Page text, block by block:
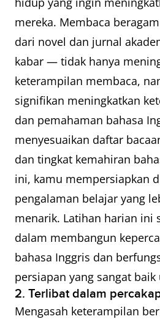
mereka. Membaca
dari novel dan jurnal
kabar — tidak hanya
keterampilan membaca,
signifikan meningkatkan
dan pemahaman bahasa
menyesuaikan daftar
dan tingkat kemahiran
ini, kamu mempersiapkan
pengalaman belajar yang
menarik. Latihan harian ini
dalam membangun
bahasa Inggris dan
persiapan yang sangat baik
2. Terlibat dalam
Mengasah keterampilan